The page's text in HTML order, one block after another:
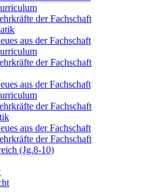
der Fachschaft
aus der Fachschaft
der Fachschaft
aus der Fachschaft
der Fachschaft
aus der Fachschaft
der Fachschaft
(Jg.8-10)